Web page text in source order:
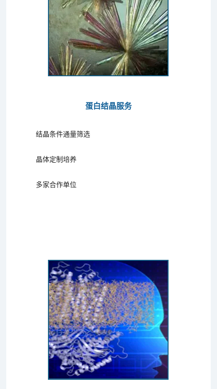
蛋白结晶服务
结晶条件通量筛选
晶体定制培养
多家合作单位